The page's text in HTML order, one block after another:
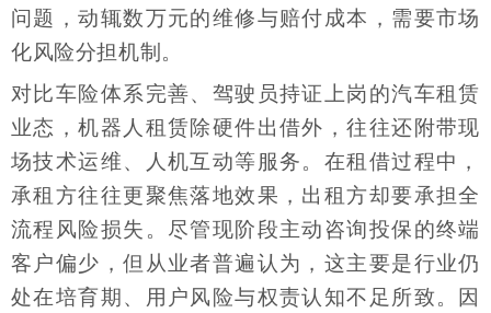
问题，动辄数万元的维修与赔付成本，需要市场
化风险分担机制。
对比车险体系完善、驾驶员持证上岗的汽车租赁
业态，机器人租赁除硬件出借外，往往还附带现
场技术运维、人机互动等服务。在租借过程中，
承租方往往更聚焦落地效果，出租方却要承担全
流程风险损失。尽管现阶段主动咨询投保的终端
客户偏少，但从业者普遍认为，这主要是行业仍
处在培育期、用户风险与权责认知不足所致。因